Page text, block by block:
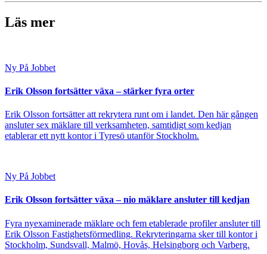
Läs mer
Ny På Jobbet
Erik Olsson fortsätter växa – stärker fyra orter
Erik Olsson fortsätter att rekrytera runt om i landet. Den här gången
ansluter sex mäklare till verksamheten, samtidigt som kedjan
etablerar ett nytt kontor i Tyresö utanför Stockholm.
Ny På Jobbet
Erik Olsson fortsätter växa – nio mäklare ansluter till kedjan
Fyra nyexaminerade mäklare och fem etablerade profiler ansluter till
Erik Olsson Fastighetsförmedling. Rekryteringarna sker till kontor i
Stockholm, Sundsvall, Malmö, Hovås, Helsingborg och Varberg.